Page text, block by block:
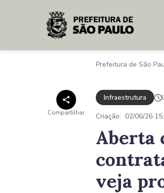
Pular para o Conteúdo principal
Prefeitura de São
Compartilhar
Infraestrutura
Criação: 02/06/26
Aberta
veja